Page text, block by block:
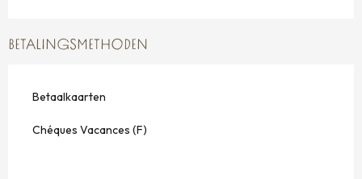
BETALINGSMETHODEN
Betaalkaarten
Chéques Vacances (F)